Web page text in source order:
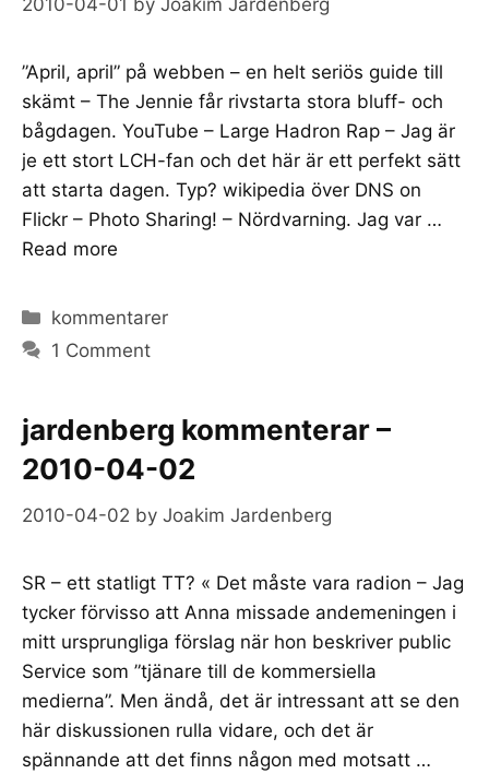
2010-04-01 by Joakim Jardenberg
”April, april” på webben – en helt seriös guide till
skämt – The Jennie får rivstarta stora bluff- och
bågdagen. YouTube – Large Hadron Rap – Jag är
je ett stort LCH-fan och det här är ett perfekt sätt
att starta dagen. Typ? wikipedia över DNS on
Flickr – Photo Sharing! – Nördvarning. Jag var …
Read more
Categories
kommentarer
1 Comment
jardenberg kommenterar –
2010-04-02
2010-04-02 by Joakim Jardenberg
SR – ett statligt TT? « Det måste vara radion – Jag
tycker förvisso att Anna missade andemeningen i
mitt ursprungliga förslag när hon beskriver public
Service som ”tjänare till de kommersiella
medierna”. Men ändå, det är intressant att se den
här diskussionen rulla vidare, och det är
spännande att det finns någon med motsatt …